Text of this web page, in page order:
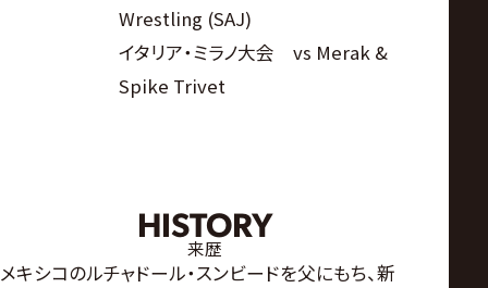
Wrestling (SAJ)
イタリア・ミラノ大会 vs Merak &
Spike Trivet
HISTORY
来歴
メキシコのルチャドール・スンビードを父にもち、新